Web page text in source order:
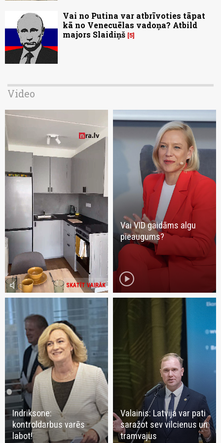
Vai no Putina var atbrīvoties tāpat
kā no Venecuēlas vadoņa? Atbild
majors Slaidiņš 5
Video
SKATĪT VAIRĀK
volume_mute
Vai VID gaidāms algu
pieaugums?
play_circle
Indriksone:
kontroldarbus varēs
labot!
Valainis: Latvija var pati
saražot sev vilcienus un
tramvajus